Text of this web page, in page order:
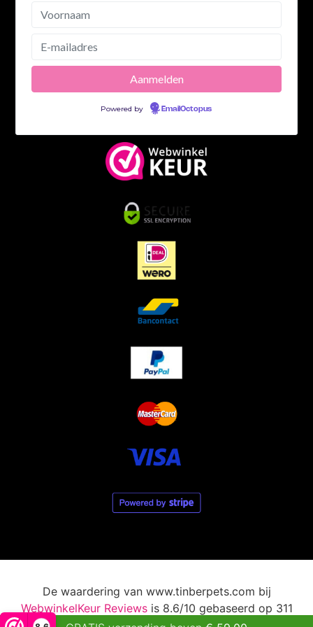
Powered by EmailOctopus
De waardering van www.tinberpets.com bij
WebwinkelKeur Reviewsis 8.6/10 gebaseerd op 311